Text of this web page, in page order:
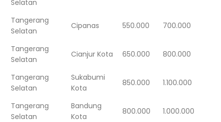
Selatan
Tangerang
Selatan
Cipanas 550.000 700.000
Tangerang
Selatan
Cianjur Kota 650.000 800.000
Tangerang
Selatan
Sukabumi
Kota
850.000 1.100.000
Tangerang
Selatan
Bandung
Kota
800.000 1.000.000